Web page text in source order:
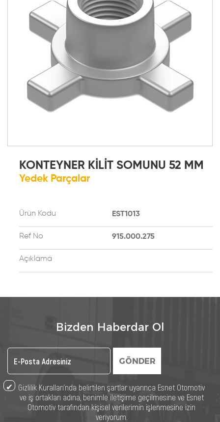
KONTEYNER KİLİT SOMUNU 52 MM
Yedek Parçalar
Ürün Kodu EST1013
Ref No 915.000.275
Açıklama
Bizden Haberdar Ol
GÖNDER
Gizlilik Kuralları’nda belirtilen şartlar uyarınca Esnet Otomotiv
ve iş ortakları adına, benimle iletişime geçilmesine ve Esnet
Otomotiv tarafından kişisel verilerimin işlenmesine izin
veriyorum.